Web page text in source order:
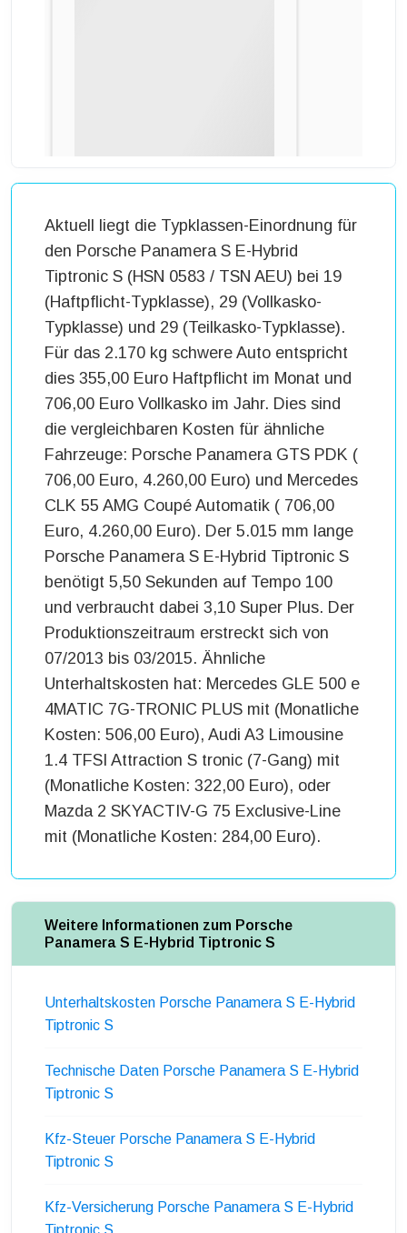
Aktuell liegt die Typklassen-Einordnung für
den Porsche Panamera S E-Hybrid
Tiptronic S (HSN 0583 / TSN AEU) bei 19
(Haftpflicht-Typklasse), 29 (Vollkasko-
Typklasse) und 29 (Teilkasko-Typklasse).
Für das 2.170 kg schwere Auto entspricht
dies 355,00 Euro Haftpflicht im Monat und
706,00 Euro Vollkasko im Jahr. Dies sind
die vergleichbaren Kosten für ähnliche
Fahrzeuge: Porsche Panamera GTS PDK (
706,00 Euro, 4.260,00 Euro) und Mercedes
CLK 55 AMG Coupé Automatik ( 706,00
Euro, 4.260,00 Euro). Der 5.015 mm lange
Porsche Panamera S E-Hybrid Tiptronic S
benötigt 5,50 Sekunden auf Tempo 100
und verbraucht dabei 3,10 Super Plus. Der
Produktionszeitraum erstreckt sich von
07/2013 bis 03/2015. Ähnliche
Unterhaltskosten hat: Mercedes GLE 500 e
4MATIC 7G-TRONIC PLUS mit (Monatliche
Kosten: 506,00 Euro), Audi A3 Limousine
1.4 TFSI Attraction S tronic (7-Gang) mit
(Monatliche Kosten: 322,00 Euro), oder
Mazda 2 SKYACTIV-G 75 Exclusive-Line
mit (Monatliche Kosten: 284,00 Euro).
Weitere Informationen zum Porsche
Panamera S E-Hybrid Tiptronic S
Unterhaltskosten Porsche Panamera S E-Hybrid
Tiptronic S
Technische Daten Porsche Panamera S E-Hybrid
Tiptronic S
Kfz-Steuer Porsche Panamera S E-Hybrid
Tiptronic S
Kfz-Versicherung Porsche Panamera S E-Hybrid
Tiptronic S